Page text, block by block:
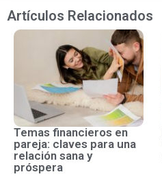
Artículos Relacionados
Temas financieros en
pareja: claves para una
relación sana y
próspera